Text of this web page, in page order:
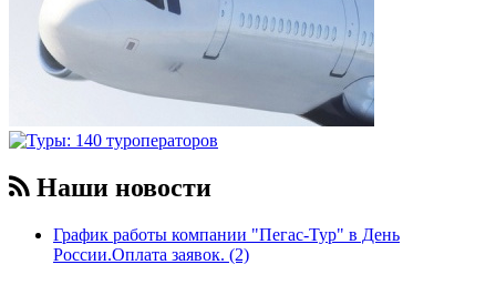
Наши новости
График работы компании "Пегас-Тур" в День
России.Оплата заявок. (2)